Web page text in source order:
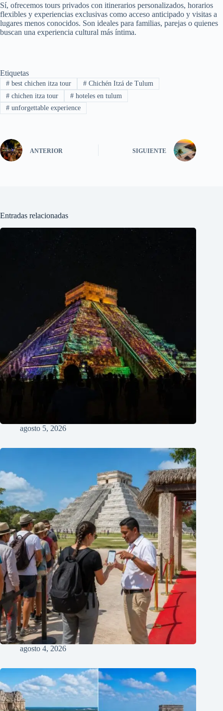
Sí, ofrecemos tours privados con itinerarios personalizados, horarios
flexibles y experiencias exclusivas como acceso anticipado y visitas a
lugares menos conocidos. Son ideales para familias, parejas o quienes
buscan una experiencia cultural más íntima.
Etiquetas
#best chichen itza tour #Chichén Itzá de Tulum
#chichen itza tour #hoteles en tulum
#unforgettable experience
ANTERIOR SIGUIENTE
Entradas relacionadas
agosto 5, 2026
agosto 4, 2026